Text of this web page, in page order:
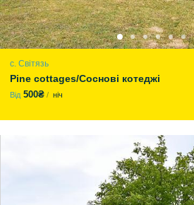
с. Світязь
Pine cottages/Соснові котеджі
Від 500₴ ніч